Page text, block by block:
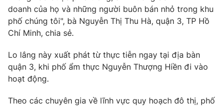
doanh của họ và những người buôn bán nhỏ trong khu
phố chúng tôi", bà Nguyễn Thị Thu Hà, quận 3, TP Hồ
Chí Minh, chia sẻ.
Lo lắng này xuất phát từ thực tiễn ngay tại địa bàn
quận 3, khi phố ẩm thực Nguyễn Thượng Hiền đi vào
hoạt động.
Theo các chuyên gia về lĩnh vực quy hoạch đô thị, phố